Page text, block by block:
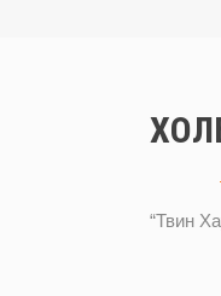
“Твин